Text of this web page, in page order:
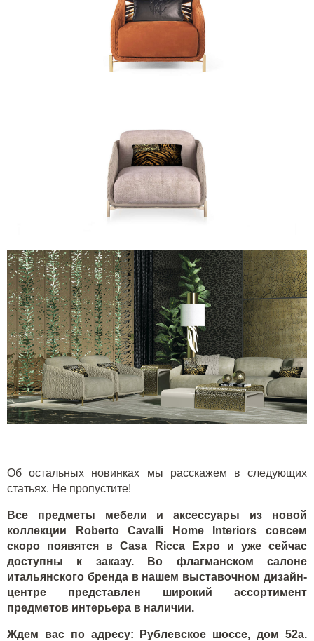
Об остальных новинках мы расскажем в следующих
статьях. Не пропустите!
Все предметы мебели и аксессуары из новой
коллекции
Roberto Cavalli Home Interiors совсем
скоро появятся вCasa Ricca Expoи уже сейчас
доступны к заказу. Во флагманском салоне
итальянского бренда в нашем выставочном дизайн-
центре представлен широкий ассортимент
предметов интерьера в наличии.
Ждем вас по адресу: Рублевское шоссе, дом 52а.